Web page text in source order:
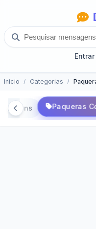
Entrar
Início Categorias
Paqueras